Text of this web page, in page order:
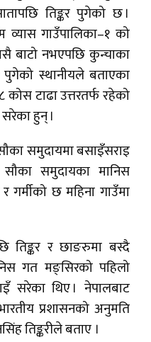
तिङ्कर पुगेको छ ।
व्यास गाउँपालिका–१ को
बाटो नभएपछि कुन्चाका
पुगेको स्थानीयले बताएका
टाढा उत्तरतर्फ रहेको
हुन् ।
समुदायमा बसाइँसराइ
सौका समुदायका मानिस
छ महिना गाउँमा
तिङ्कर र छाङरुमा बस्दै
गत मङ्सिरको पहिलो
सरेका थिए । नेपालबाट
प्रशासनको अनुमति
तिङ्करीले बताए ।